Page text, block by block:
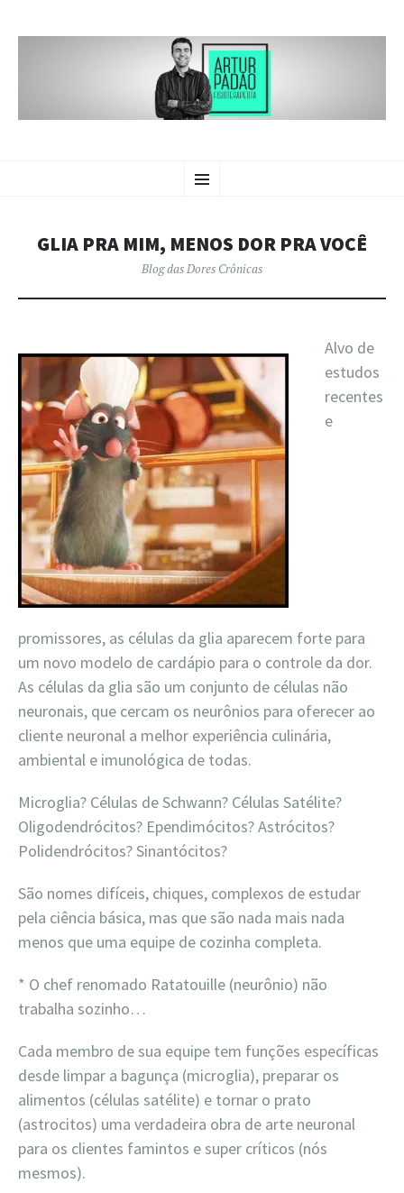
BLOG DAS
PADÃO
Menu
PARA
GLIA PRA MIM, MENOS DOR PRA VOCÊ
Blog das Dores Crônicas
Alvo de
estudos
recentes
e
promissores, as células da glia aparecem forte para
um novo modelo de cardápio para o controle da dor.
As células da glia são um conjunto de células não
neuronais, que cercam os neurônios para oferecer ao
cliente neuronal a melhor experiência culinária,
ambiental e imunológica de todas.
Microglia? Células de Schwann? Células Satélite?
Oligodendrócitos? Ependimócitos? Astrócitos?
Polidendrócitos? Sinantócitos?
São nomes difíceis, chiques, complexos de estudar
pela ciência básica, mas que são nada mais nada
menos que uma equipe de cozinha completa.
* O chef renomado Ratatouille (neurônio) não
trabalha sozinho…
Cada membro de sua equipe tem funções específicas
desde limpar a bagunça (microglia), preparar os
alimentos (células satélite) e tornar o prato
(astrocitos) uma verdadeira obra de arte neuronal
para os clientes famintos e super críticos (nós
mesmos).